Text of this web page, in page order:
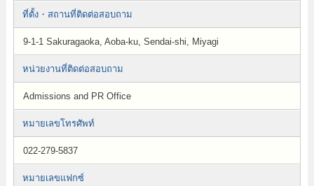
ที่ตั้ง・สถานที่ติดต่อสอบถาม
9-1-1 Sakuragaoka, Aoba-ku, Sendai-shi, Miyagi
หน่วยงานที่ติดต่อสอบถาม
Admissions and PR Office
หมายเลขโทรศัพท์
022-279-5837
หมายเลขแฟกซ์